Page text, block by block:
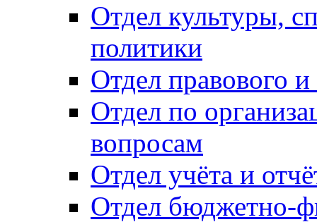
Отдел культуры,
политики
Отдел правового
Отдел по
вопросам
Отдел учёта и
Отдел бюджетно-